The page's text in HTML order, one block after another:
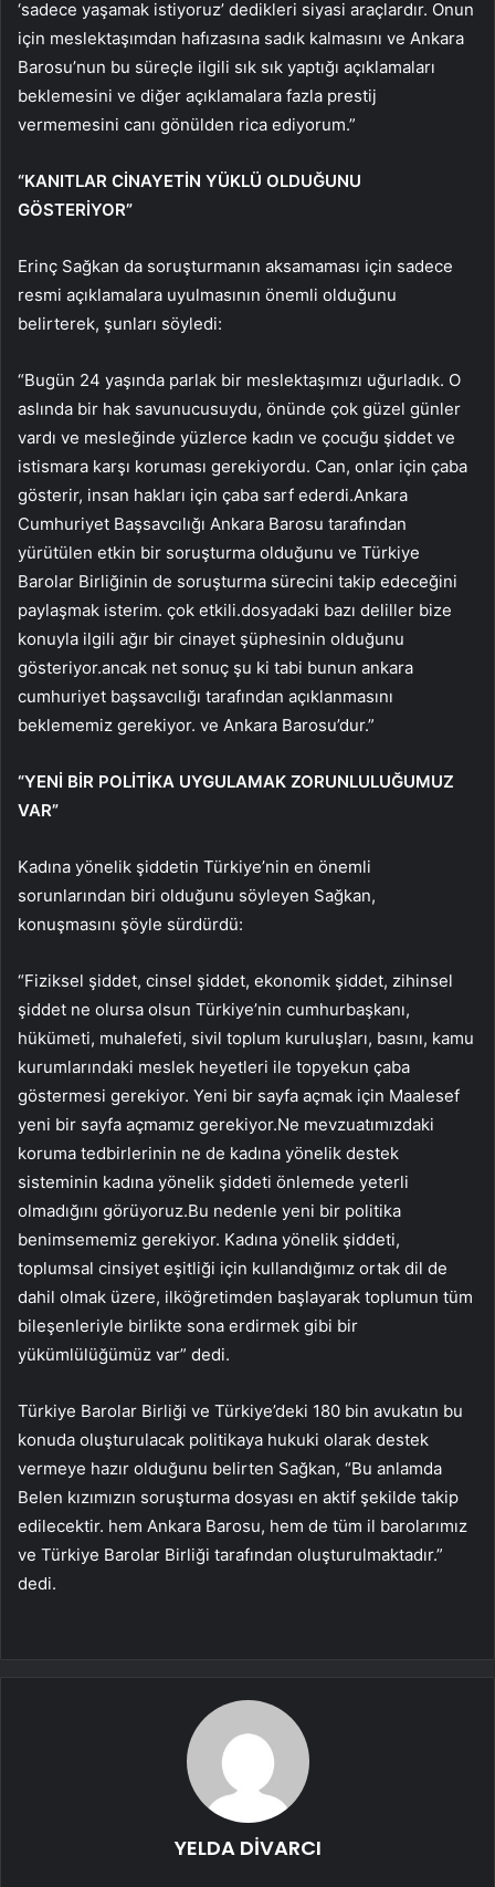
‘sadece yaşamak istiyoruz’ dedikleri siyasi araçlardır. Onun
için meslektaşımdan hafızasına sadık kalmasını ve Ankara
Barosu’nun bu süreçle ilgili sık sık yaptığı açıklamaları
beklemesini ve diğer açıklamalara fazla prestij
vermemesini canı gönülden rica ediyorum.”
“KANITLAR CİNAYETİN YÜKLÜ OLDUĞUNU
GÖSTERİYOR”
Erinç Sağkan da soruşturmanın aksamaması için sadece
resmi açıklamalara uyulmasının önemli olduğunu
belirterek, şunları söyledi:
“Bugün 24 yaşında parlak bir meslektaşımızı uğurladık. O
aslında bir hak savunucusuydu, önünde çok güzel günler
vardı ve mesleğinde yüzlerce kadın ve çocuğu şiddet ve
istismara karşı koruması gerekiyordu. Can, onlar için çaba
gösterir, insan hakları için çaba sarf ederdi.Ankara
Cumhuriyet Başsavcılığı Ankara Barosu tarafından
yürütülen etkin bir soruşturma olduğunu ve Türkiye
Barolar Birliğinin de soruşturma sürecini takip edeceğini
paylaşmak isterim. çok etkili.dosyadaki bazı deliller bize
konuyla ilgili ağır bir cinayet şüphesinin olduğunu
gösteriyor.ancak net sonuç şu ki tabi bunun ankara
cumhuriyet başsavcılığı tarafından açıklanmasını
beklememiz gerekiyor. ve Ankara Barosu’dur.”
“YENİ BİR POLİTİKA UYGULAMAK ZORUNLULUĞUMUZ
VAR”
Kadına yönelik şiddetin Türkiye’nin en önemli
sorunlarından biri olduğunu söyleyen Sağkan,
konuşmasını şöyle sürdürdü:
“Fiziksel şiddet, cinsel şiddet, ekonomik şiddet, zihinsel
şiddet ne olursa olsun Türkiye’nin cumhurbaşkanı,
hükümeti, muhalefeti, sivil toplum kuruluşları, basını, kamu
kurumlarındaki meslek heyetleri ile topyekun çaba
göstermesi gerekiyor. Yeni bir sayfa açmak için Maalesef
yeni bir sayfa açmamız gerekiyor.Ne mevzuatımızdaki
koruma tedbirlerinin ne de kadına yönelik destek
sisteminin kadına yönelik şiddeti önlemede yeterli
olmadığını görüyoruz.Bu nedenle yeni bir politika
benimsememiz gerekiyor. Kadına yönelik şiddeti,
toplumsal cinsiyet eşitliği için kullandığımız ortak dil de
dahil olmak üzere, ilköğretimden başlayarak toplumun tüm
bileşenleriyle birlikte sona erdirmek gibi bir
yükümlülüğümüz var” dedi.
Türkiye Barolar Birliği ve Türkiye’deki 180 bin avukatın bu
konuda oluşturulacak politikaya hukuki olarak destek
vermeye hazır olduğunu belirten Sağkan, “Bu anlamda
Belen kızımızın soruşturma dosyası en aktif şekilde takip
edilecektir. hem Ankara Barosu, hem de tüm il barolarımız
ve Türkiye Barolar Birliği tarafından oluşturulmaktadır.”
dedi.
YELDA DİVARCI